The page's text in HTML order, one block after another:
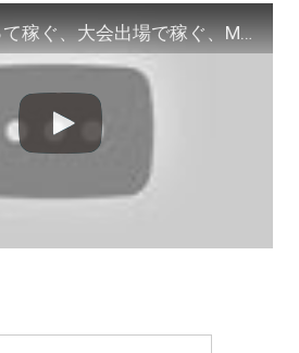
歩いて稼ぐ、走って稼ぐ、大会出場で稼ぐ、MOVEの始め方と稼ぎ方